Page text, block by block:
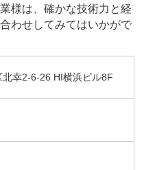
様は、確かな技術力と経
わせしてみてはいかがで
幸2-6-26 HI横浜ビル8F